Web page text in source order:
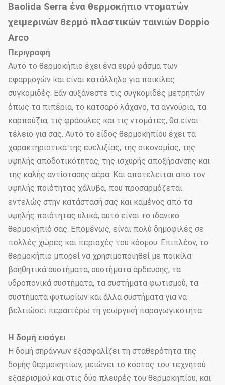
Baolida Serra ένα θερμοκήπιο ντοματών
χειμερινών θερμό πλαστικών ταινιών Doppio
Arco
Περιγραφή
Αυτό το θερμοκήπιο έχει ένα ευρύ φάσμα των
εφαρμογών και είναι κατάλληλο για ποικίλες
συγκομιδές. Εάν αυξάνεστε τις συγκομιδές μετρητών
όπως τα πιπέρια, το κατσαρό λάχανο, τα αγγούρια, τα
καρπούζια, τις φράουλες και τις ντομάτες, θα είναι
τέλειο για σας. Αυτό το είδος θερμοκηπίου έχει τα
χαρακτηριστικά της ευελιξίας, της οικονομίας, της
υψηλής αποδοτικότητας, της ισχυρής αποξήρανσης και
της καλής αντίστασης αέρα. Και αποτελείται από τον
υψηλής ποιότητας χάλυβα, που προσαρμόζεται
εντελώς στην κατάστασή σας και καμένος από τα
υψηλής ποιότητας υλικά, αυτό είναι το ιδανικό
θερμοκήπιό σας. Επομένως, είναι πολύ δημοφιλές σε
πολλές χώρες και περιοχές του κόσμου. Επιπλέον, το
θερμοκήπιο μπορεί να χρησιμοποιηθεί με ποικίλα
βοηθητικά συστήματα, συστήματα άρδευσης, τα
υδροπονικά συστήματα, τα συστήματα φωτισμού, τα
συστήματα φυτωρίων και άλλα συστήματα για να
βελτιώσει περαιτέρω τη γεωργική παραγωγικότητα.
Η δομή εισάγει
Η δομή σηράγγων εξασφαλίζει τη σταθερότητα της
δομής θερμοκηπίων, μειώνει το κόστος του τεχνητού
εξαερισμού και στις δύο πλευρές του θερμοκηπίου, και